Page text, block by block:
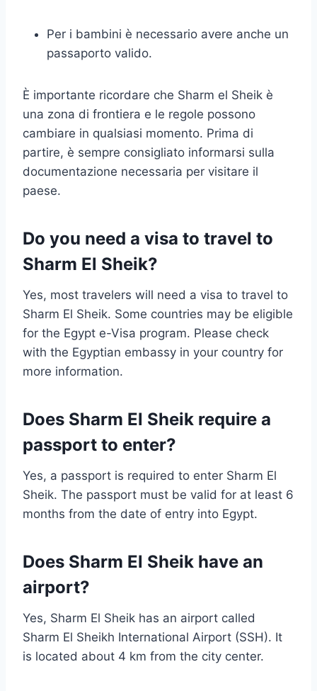
Per i bambini è necessario avere anche un
passaporto valido.
È importante ricordare che Sharm el Sheik è
una zona di frontiera e le regole possono
cambiare in qualsiasi momento. Prima di
partire, è sempre consigliato informarsi sulla
documentazione necessaria per visitare il
paese.
Do you need a visa to travel to
Sharm El Sheik?
Yes, most travelers will need a visa to travel to
Sharm El Sheik. Some countries may be eligible
for the Egypt e-Visa program. Please check
with the Egyptian embassy in your country for
more information.
Does Sharm El Sheik require a
passport to enter?
Yes, a passport is required to enter Sharm El
Sheik. The passport must be valid for at least 6
months from the date of entry into Egypt.
Does Sharm El Sheik have an
airport?
Yes, Sharm El Sheik has an airport called
Sharm El Sheikh International Airport (SSH). It
is located about 4 km from the city center.